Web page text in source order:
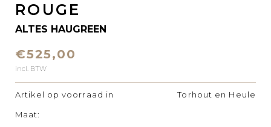
ROUGE
ALTES HAUGREEN
€525,00
incl. BTW
Artikel op voorraad in Torhout en Heule
Maat: